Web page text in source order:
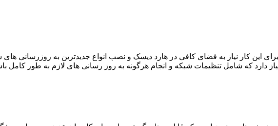
است که برای این کار نیاز به فضای کافی در هارد دیسک و نصب انواع جدیدترین به